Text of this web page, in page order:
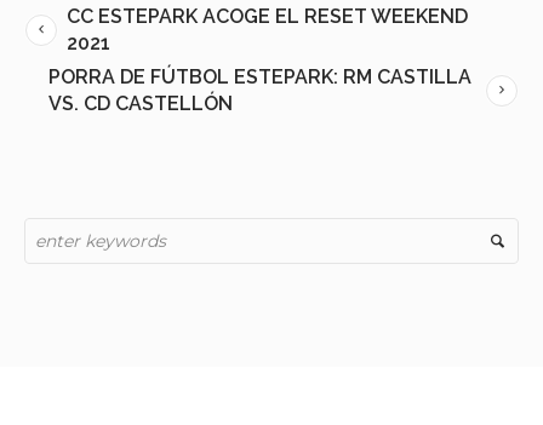
CC ESTEPARK ACOGE EL RESET WEEKEND
2021
PORRA DE FÚTBOL ESTEPARK: RM CASTILLA
VS. CD CASTELLÓN